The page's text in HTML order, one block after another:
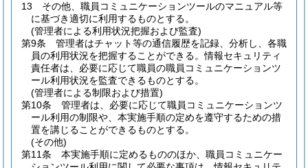
13
その他、職員コミュニケーションツールのマニュアル等
に基づき適切に利用するものとする。
(管理者による利用状況把握および監査)
第9条
管理者はチャット等の通信履歴を記録、分析し、各職
員の利用状況を把握することができる。情報セキュリティ
責任者は、必要に応じて職員の職員コミュニケーションツ
ール利用状況を監査できるものとする。
(管理者による制限および措置)
第10条
管理者は、必要に応じて職員コミュニケーションツ
ール利用の制限や、本実施手順の定めを遵守するための措
置を講じることができるものとする。
(その他)
第11条
本実施手順に定めるもののほか、職員コミュニケー